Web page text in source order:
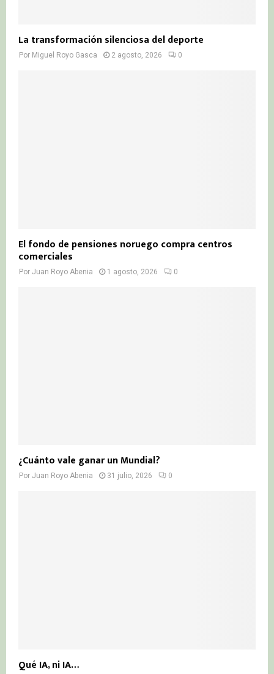
La transformación silenciosa del deporte
Por Miguel Royo Gasca 2 agosto, 2026 0
El fondo de pensiones noruego compra centros
comerciales
Por Juan Royo Abenia 1 agosto, 2026 0
¿Cuánto vale ganar un Mundial?
Por Juan Royo Abenia 31 julio, 2026 0
Qué IA, ni IA…